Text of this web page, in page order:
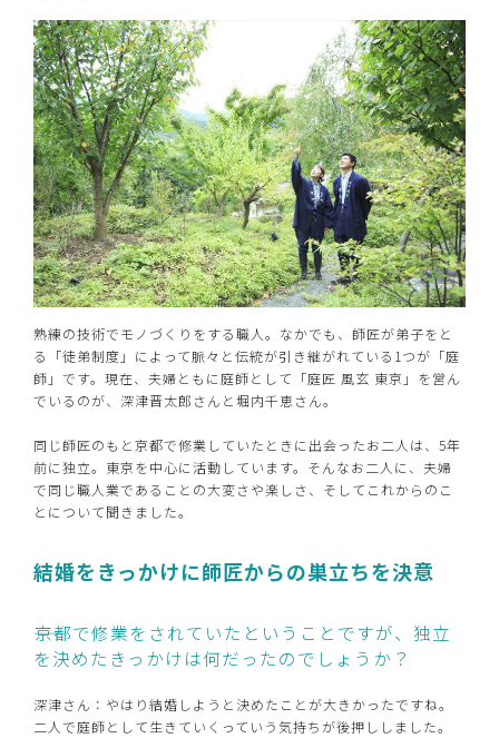
熟練の技術でモノづくりをする職人。なかでも、師匠が弟子をと
る「徒弟制度」によって脈々と伝統が引き継がれている1つが「庭
師」です。現在、夫婦ともに庭師として「庭匠 風玄 東京」を営ん
でいるのが、深津晋太郎さんと堀内千恵さん。
同じ師匠のもと京都で修業していたときに出会ったお二人は、5年
前に独立。東京を中心に活動しています。そんなお二人に、夫婦
で同じ職人業であることの大変さや楽しさ、そしてこれからのこ
とについて聞きました。
結婚をきっかけに師匠からの巣立ちを決意
――京都で修業をされていたということですが、独立
を決めたきっかけは何だったのでしょうか？
深津さん：やはり結婚しようと決めたことが大きかったですね。
二人で庭師として生きていくっていう気持ちが後押ししました。